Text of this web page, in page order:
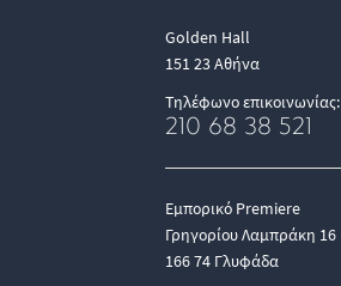
Golden Hall
151 23 Αθήνα
Τηλέφωνο επικοινωνίας:
210 68 38 521
Εμπορικό Premiere
Γρηγορίου Λαμπράκη 16
166 74 Γλυφάδα